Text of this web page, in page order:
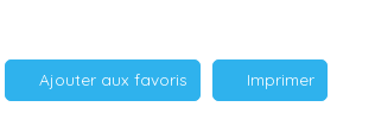
Ajouter aux favoris Imprimer